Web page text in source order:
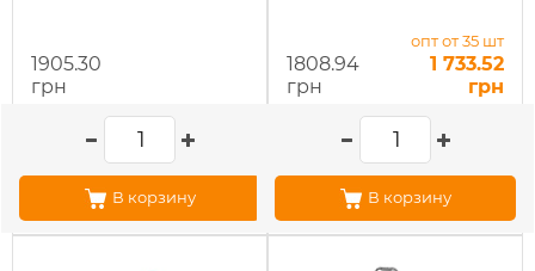
1905.30
грн
В корзину
1808.94
грн
опт от 35 шт
1 733.52
грн
В корзину